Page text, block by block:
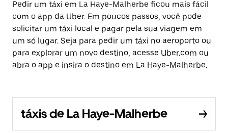
Pedir um táxi em La Haye-Malherbe ficou mais fácil
com o app da Uber. Em poucos passos, você pode
solicitar um táxi local e pagar pela sua viagem em
um só lugar. Seja para pedir um táxi no aeroporto ou
para explorar um novo destino, acesse Uber.com ou
abra o app e insira o destino em La Haye-Malherbe.
táxis de La Haye-Malherbe